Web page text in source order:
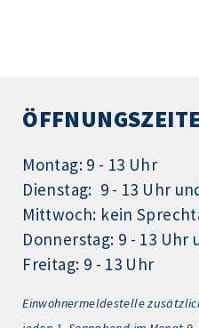
Montag: 9 - 13 Uhr
Dienstag: 9 - 13 Uhr
Mittwoch: kein
Donnerstag: 9 - 13 Uhr
Freitag: 9 - 13 Uhr
Einwohnermeldestelle